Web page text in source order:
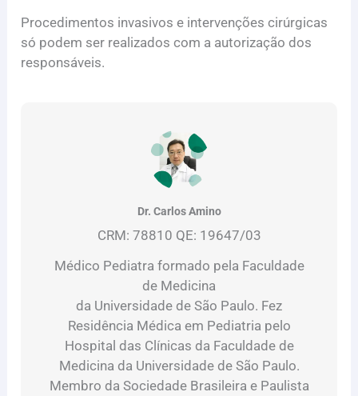
Procedimentos invasivos e intervenções cirúrgicas
só podem ser realizados com a autorização dos
responsáveis.
Dr. Carlos Amino
CRM: 78810 QE: 19647/03
Médico Pediatra formado pela Faculdade
de Medicina
da Universidade de São Paulo. Fez
Residência Médica em Pediatria pelo
Hospital das Clínicas da Faculdade de
Medicina da Universidade de São Paulo.
Membro da Sociedade Brasileira e Paulista